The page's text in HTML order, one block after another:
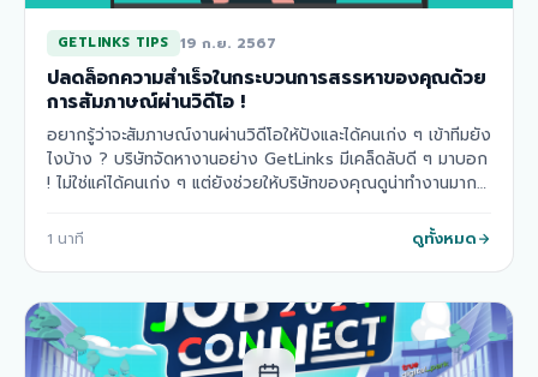
GETLINKS TIPS 19 ก.ย. 2567
ปลดล็อกความสำเร็จในกระบวนการสรรหาของคุณด้วย
การสัมภาษณ์ผ่านวิดีโอ !
อยากรู้ว่าจะสัมภาษณ์งานผ่านวิดีโอให้ปังและได้คนเก่ง ๆ เข้าทีมยัง
ไงบ้าง ? บริษัทจัดหางานอย่าง GetLinks มีเคล็ดลับดี ๆ มาบอก
! ไม่ใช่แค่ได้คนเก่ง ๆ แต่ยังช่วยให้บริษัทของคุณดูน่าทำงานมาก
1 นาที ดูทั้งหมด